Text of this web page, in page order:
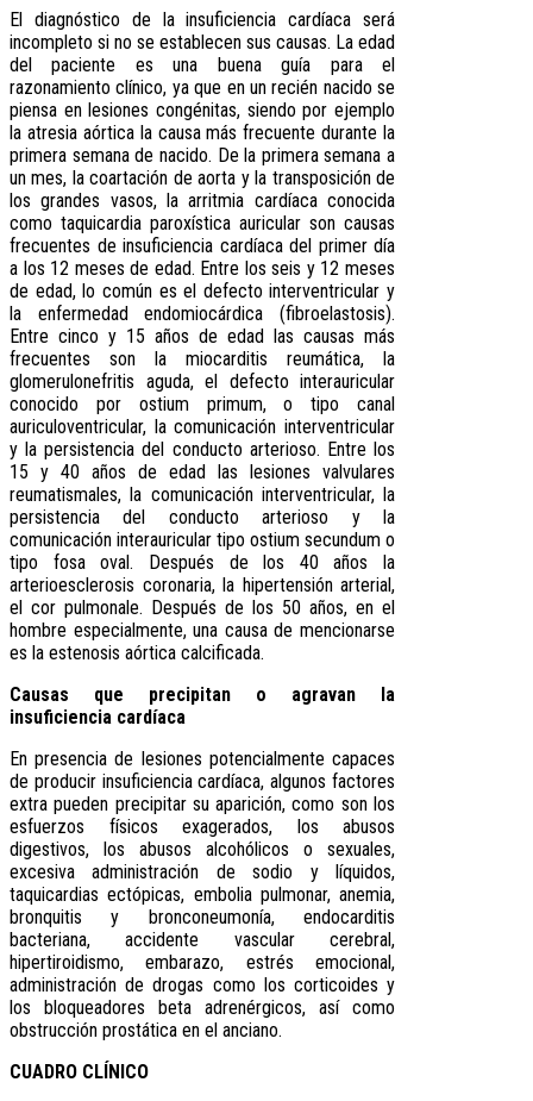
El diagnóstico de la insuficiencia cardíaca será
incompleto si no se establecen sus causas. La edad
del paciente es una buena guía para el
razonamiento clínico, ya que en un recién nacido se
piensa en lesiones congénitas, siendo por ejemplo
la atresia aórtica la causa más frecuente durante la
primera semana de nacido. De la primera semana a
un mes, la coartación de aorta y la transposición de
los grandes vasos, la arritmia cardíaca conocida
como taquicardia paroxística auricular son causas
frecuentes de insuficiencia cardíaca del primer día
a los 12 meses de edad. Entre los seis y 12 meses
de edad, lo común es el defecto interventricular y
la enfermedad endomiocárdica (fibroelastosis).
Entre cinco y 15 años de edad las causas más
frecuentes son la miocarditis reumática, la
glomerulonefritis aguda, el defecto interauricular
conocido por ostium primum, o tipo canal
auriculoventricular, la comunicación interventricular
y la persistencia del conducto arterioso. Entre los
15 y 40 años de edad las lesiones valvulares
reumatismales, la comunicación interventricular, la
persistencia del conducto arterioso y la
comunicación interauricular tipo ostium secundum o
tipo fosa oval. Después de los 40 años la
arterioesclerosis coronaria, la hipertensión arterial,
el cor pulmonale. Después de los 50 años, en el
hombre especialmente, una causa de mencionarse
es la estenosis aórtica calcificada.
Causas que precipitan o agravan la
insuficiencia cardíaca
En presencia de lesiones potencialmente capaces
de producir insuficiencia cardíaca, algunos factores
extra pueden precipitar su aparición, como son los
esfuerzos físicos exagerados, los abusos
digestivos, los abusos alcohólicos o sexuales,
excesiva administración de sodio y líquidos,
taquicardias ectópicas, embolia pulmonar, anemia,
bronquitis y bronconeumonía, endocarditis
bacteriana, accidente vascular cerebral,
hipertiroidismo, embarazo, estrés emocional,
administración de drogas como los corticoides y
los bloqueadores beta adrenérgicos, así como
obstrucción prostática en el anciano.
CUADRO CLÍNICO